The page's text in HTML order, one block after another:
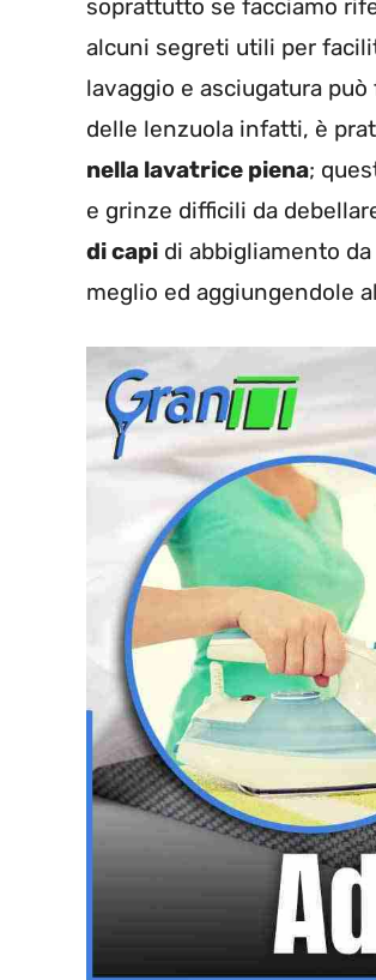
soprattutto se facciamo
alcuni segreti utili per
lavaggio e asciugatura
delle lenzuola infatti, è
nella lavatrice piena;
e grinze difficili da
di capi di abbigliamento
meglio ed aggiungendole